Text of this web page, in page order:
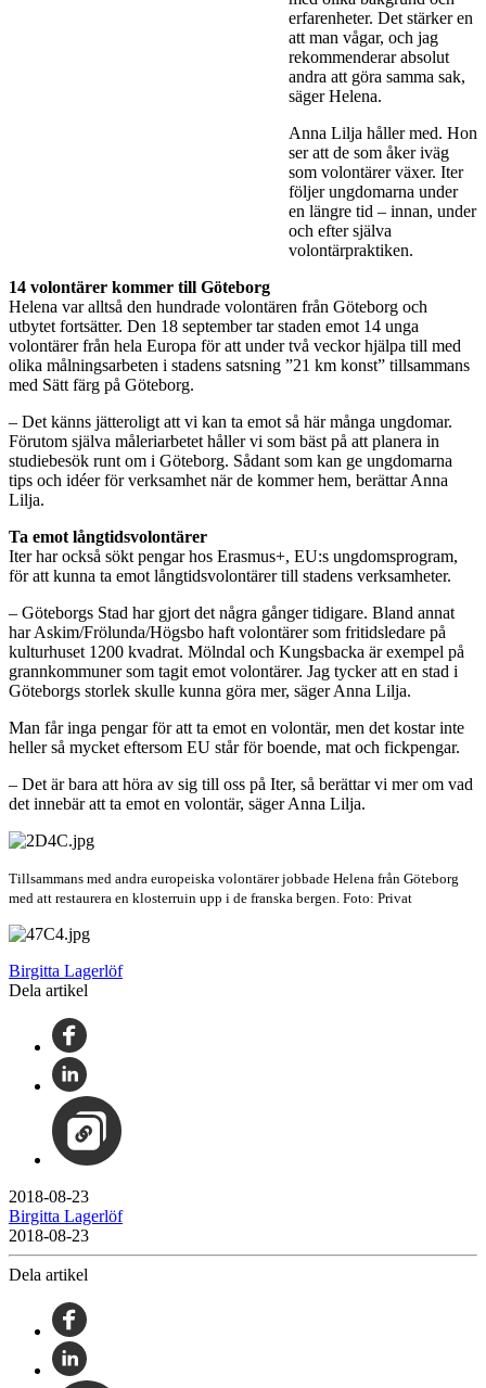
erfarenheter. Det stärker en
att man vågar, och jag
rekommenderar absolut
andra att göra samma sak,
säger Helena.
Anna Lilja håller med. Hon
ser att de som åker iväg
som volontärer växer. Iter
följer ungdomarna under
en längre tid – innan, under
och efter själva
volontärpraktiken.
14 volontärer kommer till Göteborg
Helena var alltså den hundrade volontären från Göteborg och
utbytet fortsätter. Den 18 september tar staden emot 14 unga
volontärer från hela Europa för att under två veckor hjälpa till med
olika målningsarbeten i stadens satsning ”21 km konst” tillsammans
med Sätt färg på Göteborg.
– Det känns jätteroligt att vi kan ta emot så här många ungdomar.
Förutom själva måleriarbetet håller vi som bäst på att planera in
studiebesök runt om i Göteborg. Sådant som kan ge ungdomarna
tips och idéer för verksamhet när de kommer hem, berättar Anna
Lilja.
Ta emot långtidsvolontärer
Iter har också sökt pengar hos Erasmus+, EU:s ungdomsprogram,
för att kunna ta emot långtidsvolontärer till stadens verksamheter.
– Göteborgs Stad har gjort det några gånger tidigare. Bland annat
har Askim/Frölunda/Högsbo haft volontärer som fritidsledare på
kulturhuset 1200 kvadrat. Mölndal och Kungsbacka är exempel på
grannkommuner som tagit emot volontärer. Jag tycker att en stad i
Göteborgs storlek skulle kunna göra mer, säger Anna Lilja.
Man får inga pengar för att ta emot en volontär, men det kostar inte
heller så mycket eftersom EU står för boende, mat och fickpengar.
– Det är bara att höra av sig till oss på Iter, så berättar vi mer om vad
det innebär att ta emot en volontär, säger Anna Lilja.
Tillsammans med andra europeiska volontärer jobbade Helena från Göteborg
med att restaurera en klosterruin upp i de franska bergen. Foto: Privat
Birgitta Lagerlöf
Dela artikel
2018-08-23
Birgitta Lagerlöf
2018-08-23
Dela artikel